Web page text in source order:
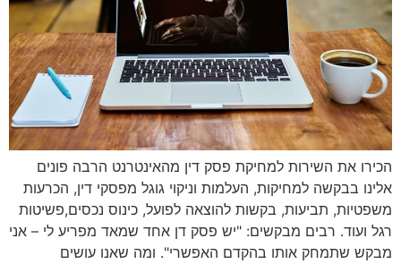
הכירו את השירות למחיקת פסק דין מהאינטרנט הרבה פונים
אלינו בבקשה למחיקות, העלמות וניקוי גוגל מפסקי דין, הכרעות
משפטיות, תביעות, בקשות להוצאה לפועל, כינוס נכסים,פשיטות
רגל ועוד. רבים מבקשים: "יש פסק דן אחד שמאד מפריע לי – אני
מבקש שתמחק אותו בהקדם האפשרי". ומה שאנו עושים